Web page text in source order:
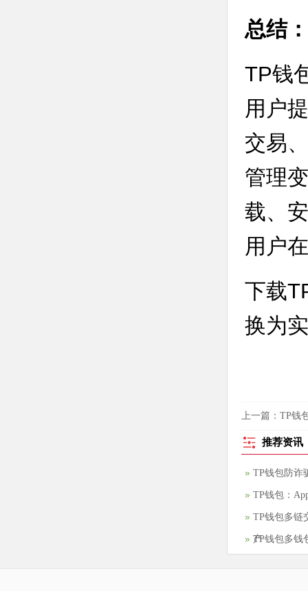
总结
TP钱
用户
交易
管理
载、
用户
下载
换为
上一篇： TP钱
鹅”事件
推荐资讯
TP钱包防诈
TP钱包：
TP钱包多链
产
TP钱包多钱